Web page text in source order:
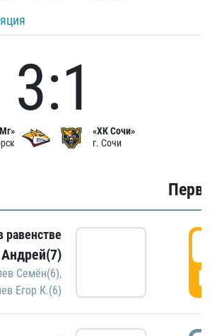
3:1
«ХК Сочи»
г. Сочи
равенстве
Семён(6),
Егор К.(6)